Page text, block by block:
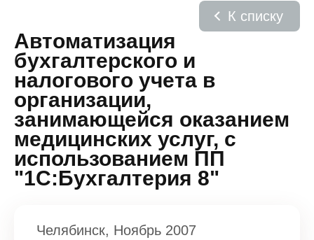
Автоматизация
бухгалтерского и
налогового учета в
организации,
занимающейся оказанием
медицинских услуг, с
использованием ПП
"1С:Бухгалтерия 8"
К списку
Челябинск, Ноябрь 2007